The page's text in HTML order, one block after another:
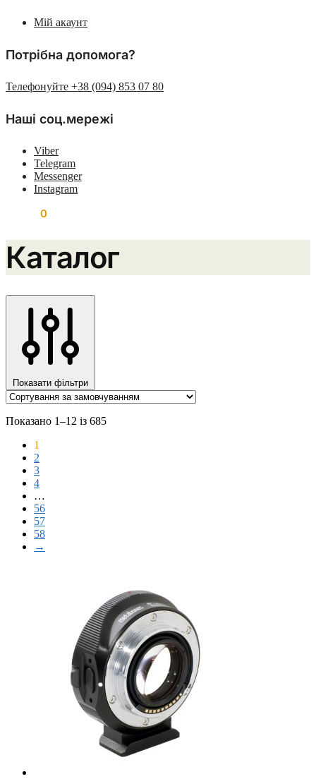
Мій акаунт
Потрібна допомога?
Телефонуйте +38 (094) 853 07 80
Наші соц.мережі
Viber
Telegram
Messenger
Instagram
0
Каталог
Показати фільтри
Показано 1–12 із 685
1
2
3
4
…
56
57
58
→